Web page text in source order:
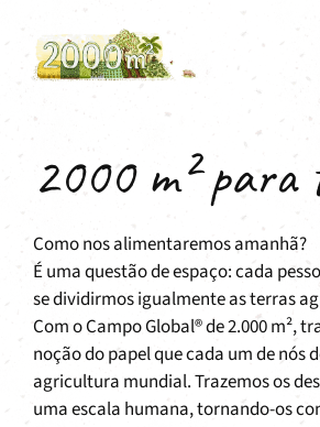
2000 m² para
Como nos alimentaremos amanhã?
É uma questão de espaço: cada
se dividirmos igualmente as terras
Com o Campo Global® de 2.000 m²,
noção do papel que cada um de nós
agricultura mundial. Trazemos os
uma escala humana, tornando-os